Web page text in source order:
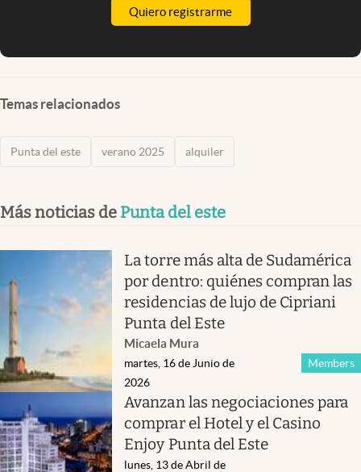
Quiero registrarme
Temas relacionados
Punta del este verano 2025 alquiler
Más noticias de Punta del este
La torre más alta de Sudamérica
por dentro: quiénes compran las
residencias de lujo de Cipriani
Punta del Este
Micaela Mura
Members
martes, 16 de Junio de
2026
Avanzan las negociaciones para
comprar el Hotel y el Casino
Enjoy Punta del Este
lunes, 13 de Abril de